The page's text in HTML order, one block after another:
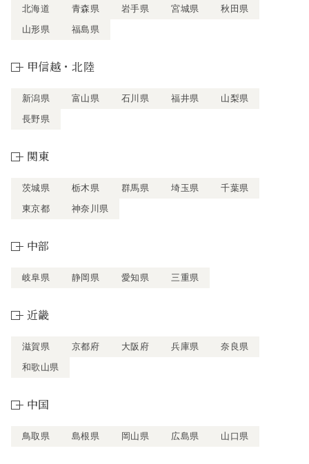
北海道 青森県 岩手県 宮城県
秋田県
山形県
福島県
甲信越・北陸
新潟県 富山県 石川県 福井県
山梨県
長野県
関東
茨城県 栃木県 群馬県 埼玉県
千葉県
東京都
神奈川県
中部
岐阜県 静岡県 愛知県 三重県
近畿
滋賀県 京都府 大阪府 兵庫県
奈良県
和歌山県
中国
鳥取県 島根県 岡山県 広島県 山口県